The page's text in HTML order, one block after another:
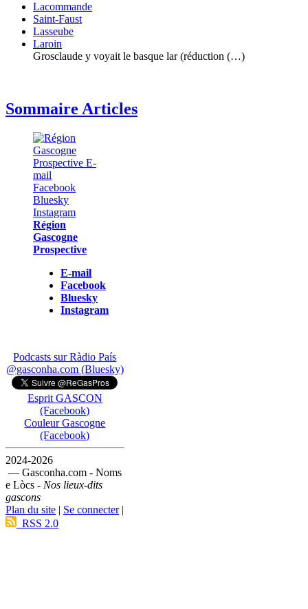
Lacommande
Saint-Faust
Lasseube
Laroin
Grosclaude y voyait le basque lar (réduction (…)
Sommaire Articles
Région
Gascogne
Prospective
E-mail
Facebook
Bluesky
Instagram
Podcasts sur Ràdio País
@gasconha.com (Bluesky)
Esprit GASCON
(Facebook)
Couleur Gascogne
(Facebook)
2024-2026
— Gasconha.com - Noms
e Lòcs - Nos lieux-dits
gascons
Plan du site | Se connecter|
RSS 2.0